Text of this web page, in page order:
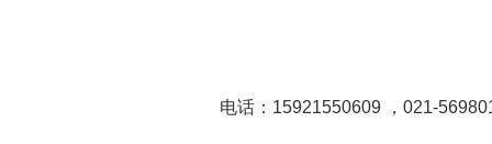
电话：15921550609 ，021-